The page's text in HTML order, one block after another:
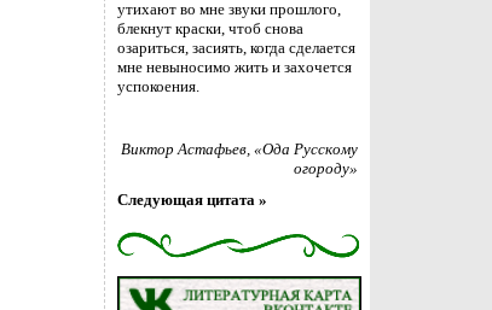
утихают во мне звуки прошлого,
блекнут краски, чтоб снова
озариться, засиять, когда сделается
мне невыносимо жить и захочется
успокоения.
Виктор Астафьев, «Ода Русскому
огороду»
Следующая цитата »